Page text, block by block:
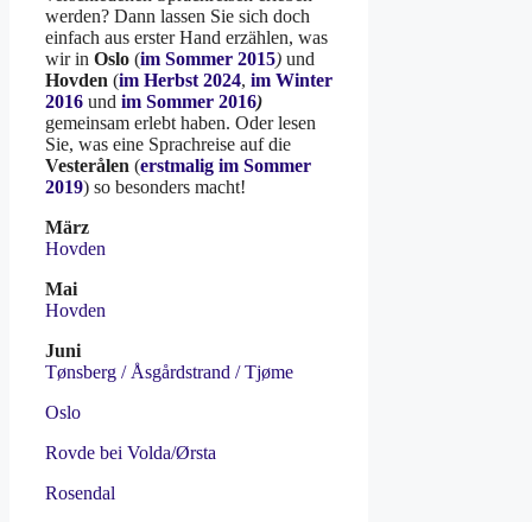
werden? Dann lassen Sie sich doch
einfach aus erster Hand erzählen, was
wir in Oslo (im Sommer 2015) und
Hovden (im Herbst 2024, im Winter
2016 und im Sommer 2016)
gemeinsam erlebt haben. Oder lesen
Sie, was eine Sprachreise auf die
Vesterålen (erstmalig im Sommer
2019) so besonders macht!
März
Hovden
Mai
Hovden
Juni
Tønsberg / Åsgårdstrand / Tjøme
Oslo
Rovde bei Volda/Ørsta
Rosendal